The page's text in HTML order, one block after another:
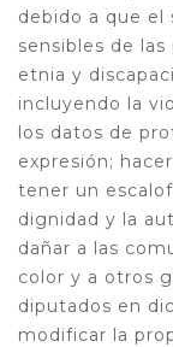
debido a que el
sensibles de
etnia y
incluyendo la
los datos de
expresión;
tener un
dignidad y la
dañar a las
color y a otros
diputados en
modificar la